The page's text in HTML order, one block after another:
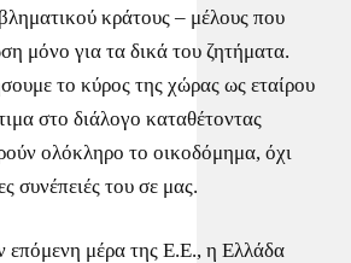
κράτους – μέλους που
μόνο για τα δικά του ζητήματα.
το κύρος της χώρας ως εταίρου
στο διάλογο καταθέτοντας
ολόκληρο το οικοδόμημα, όχι
συνέπειές του σε μας.
επόμενη μέρα της Ε.Ε., η Ελλάδα